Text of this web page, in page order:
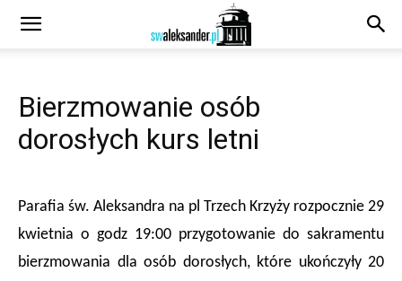
Bierzmowanie osób
dorosłych kurs letni
Parafia św. Aleksandra na pl Trzech Krzyży rozpocznie 29
kwietnia o godz 19:00 przygotowanie do sakramentu
bierzmowania dla osób dorosłych, które ukończyły 20